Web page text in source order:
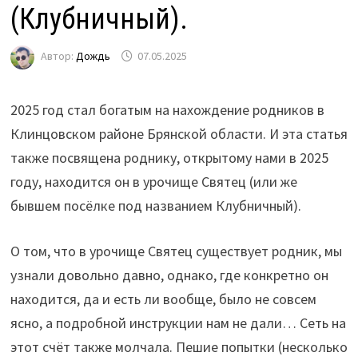
(Клубничный).
Автор: Дождь 07.05.2025
2025 год стал богатым на нахождение родников в
Клинцовском районе Брянской области. И эта статья
также посвящена роднику, открытому нами в 2025
году, находится он в урочище Святец (или же
бывшем посёлке под названием Клубничный).
О том, что в урочище Святец существует родник, мы
узнали довольно давно, однако, где конкретно он
находится, да и есть ли вообще, было не совсем
ясно, а подробной инструкции нам не дали… Сеть на
этот счёт также молчала. Пешие попытки (несколько